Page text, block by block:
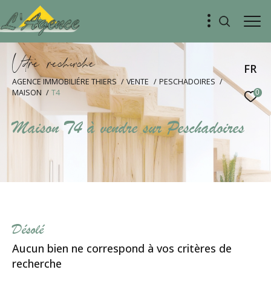
FR
0
Vore recece
AGENCE IMMOBILIÉRE THIERS VENTE
PESCHADOIRES
MAISON
T4
Maison T4 à vendre sur Peschadoires
Désolé
Aucun bien ne correspond à vos critères de
recherche